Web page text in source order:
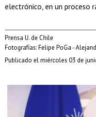
electrónico, en un proceso
Prensa U. de Chile
Fotografías: Felipe PoGa -
Publicado el miércoles 03 de